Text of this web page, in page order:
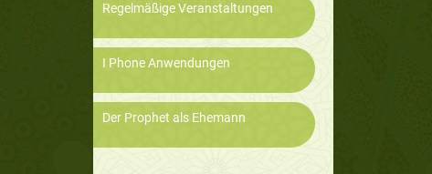
Regelmäßige Veranstaltungen
I Phone Anwendungen
Der Prophet als Ehemann